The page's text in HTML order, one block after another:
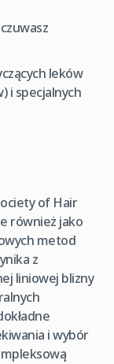
leków
i specjalnych
of Hair
również jako
metod
z
liniowej blizny
i wybór